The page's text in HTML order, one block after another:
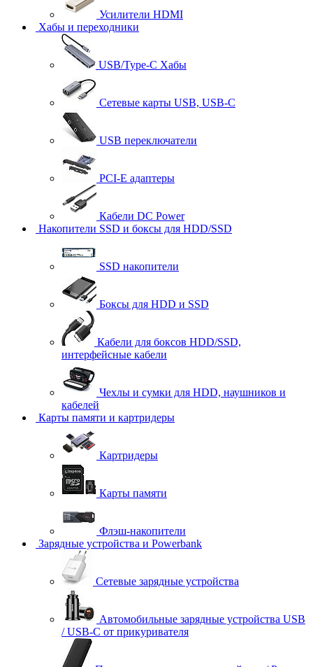
Усилители HDMI
Хабы и переходники
USB/Type-C Хабы
Сетевые карты USB, USB-C
USB переключатели
PCI-E адаптеры
Кабели DC Power
Накопители SSD и боксы для HDD/SSD
SSD накопители
Боксы для HDD и SSD
Кабели для боксов HDD/SSD,
интерфейсные кабели
Чехлы и сумки для HDD, наушников и
кабелей
Карты памяти и картридеры
Картридеры
Карты памяти
Флэш-накопители
Зарядные устройства и Powerbank
Сетевые зарядные устройства
Автомобильные зарядные устройства USB
/ USB-C от прикуривателя